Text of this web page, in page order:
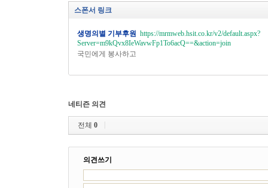
스폰서 링크
생명의별 기부후원 https://mrmweb.hsit.co.kr/v2/default.aspx?
Server=m9kQvx8IeWavwFp1To6acQ==&action=join
국민에게 봉사하고
네티즌 의견
전체 0
의견쓰기